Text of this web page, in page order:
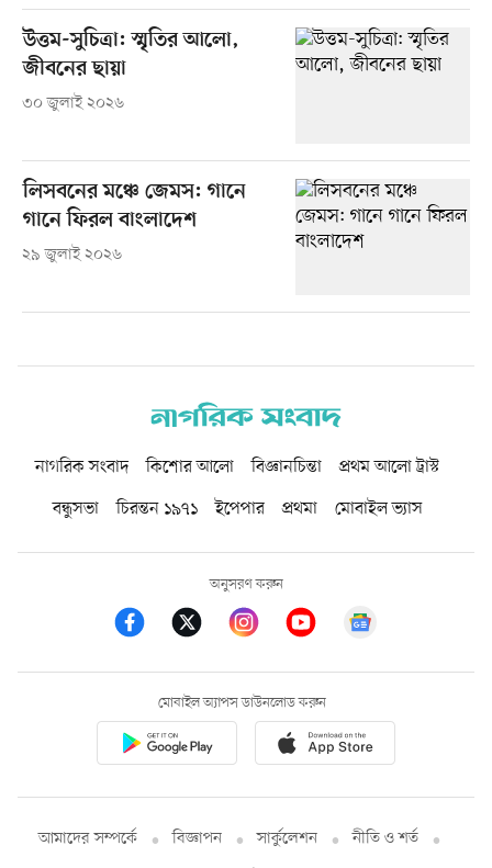
উত্তম-সুচিত্রা: স্মৃতির আলো,
জীবনের ছায়া
৩০ জুলাই ২০২৬
লিসবনের মঞ্চে জেমস: গানে
গানে ফিরল বাংলাদেশ
২৯ জুলাই ২০২৬
নাগরিক সংবাদ কিশোর আলো বিজ্ঞানচিন্তা
প্রথম আলো ট্রাস্ট
বন্ধুসভা
চিরন্তন ১৯৭১ ইপেপার প্রথমা মোবাইল ভ্যাস
অনুসরণ করুন
মোবাইল অ্যাপস ডাউনলোড করুন
আমাদের সম্পর্কে বিজ্ঞাপন সার্কুলেশন
নীতি ও শর্ত